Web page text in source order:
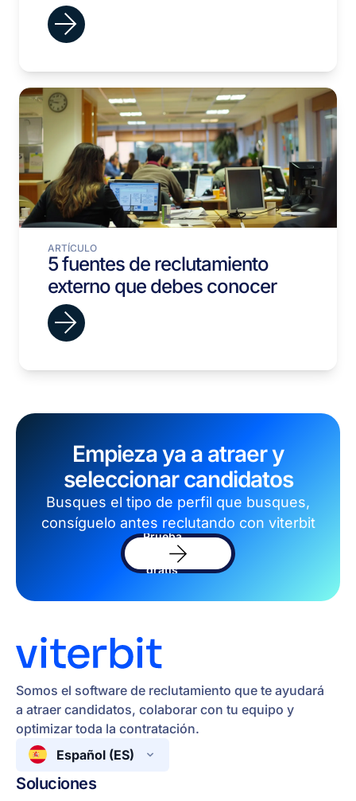
ARTÍCULO
5 fuentes de reclutamiento
externo que debes conocer
Empieza ya a atraer y
seleccionar candidatos
Busques el tipo de perfil que busques,
consíguelo antes reclutando con viterbit
Prueba
sofware
gratis
Somos el software de reclutamiento que te ayudará
a atraer candidatos, colaborar con tu equipo y
optimizar toda la contratación.
Español (ES)
Soluciones